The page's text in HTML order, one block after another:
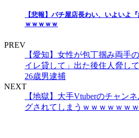
【悲報】パチ屋店長わい、いよいよ
ｗｗｗｗｗ
PREV
【愛知】女性が包丁掴み両手
イレ貸して」出た後住人脅し
26歳男逮捕
NEXT
【地獄】大手Vtuberのチャン
グされてしまうｗｗｗｗｗｗｗ